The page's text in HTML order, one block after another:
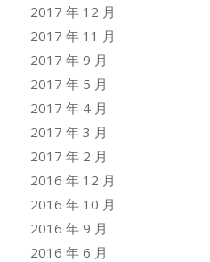
2017 年 12 月
2017 年 11 月
2017 年 9 月
2017 年 5 月
2017 年 4 月
2017 年 3 月
2017 年 2 月
2016 年 12 月
2016 年 10 月
2016 年 9 月
2016 年 6 月